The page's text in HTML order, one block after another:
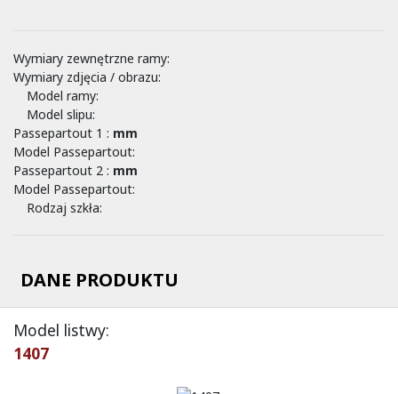
Wymiary zewnętrzne ramy:
Wymiary zdjęcia / obrazu:
Model ramy:
Model slipu:
Passepartout 1 : mm
Model Passepartout:
Passepartout 2 : mm
Model Passepartout:
Rodzaj szkła:
DANE PRODUKTU
Model listwy:
1407